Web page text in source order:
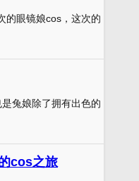
的眼镜娘cos，这次的
兔娘除了拥有出色的
cos之旅